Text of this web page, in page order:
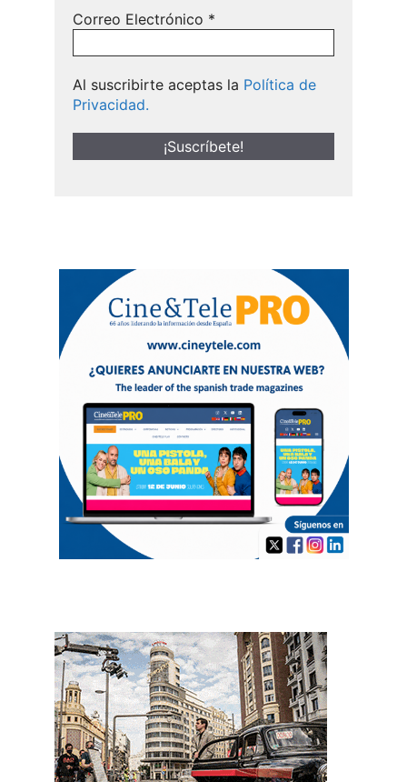
Correo Electrónico *
Al suscribirte aceptas la Política de
Privacidad.